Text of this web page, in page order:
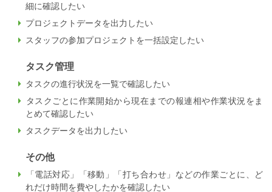
細に確認したい
プロジェクトデータを出力したい
スタッフの参加プロジェクトを一括設定したい
タスク管理
タスクの進行状況を一覧で確認したい
タスクごとに作業開始から現在までの報連相や作業状況をま
とめて確認したい
タスクデータを出力したい
その他
「電話対応」「移動」「打ち合わせ」などの作業ごとに、ど
れだけ時間を費やしたかを確認したい